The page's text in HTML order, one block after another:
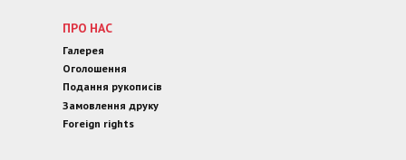
ПРО НАС
Галерея
Оголошення
Подання рукописів
Замовлення друку
Foreign rights